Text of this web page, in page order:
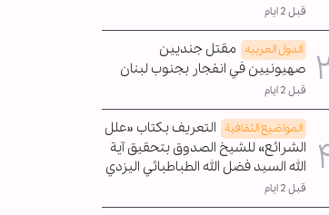
قبل 2 ايام
الدول العربیه مقتل جنديين
صهيونيين في انفجار بجنوب لبنان
قبل 2 ايام
المواضیع الثقافية التعريف بكتاب «علل
الشرائع» للشيخ الصدوق بتحقيق آية
الله السيد فضل الله الطباطبائي اليزدي
قبل 2 ايام